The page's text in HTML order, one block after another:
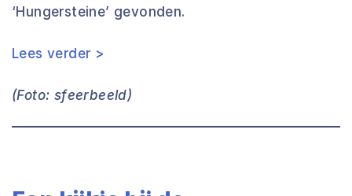
‘Hungersteine’ gevonden.
Lees verder >
(Foto: sfeerbeeld)